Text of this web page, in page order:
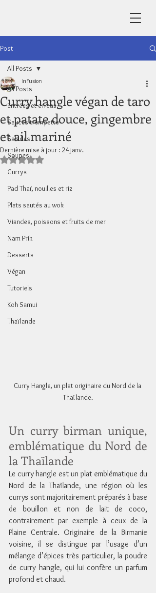
Post
All Posts
Entrées et en-cas
Sauces trempette
Salades
Soupes
Currys
Pad Thaï, nouilles et riz
Plats sautés au wok
Viandes, poissons et fruits de mer
Nam Prik
Desserts
Végan
Tutoriels
Koh Samui
Thaïlande
All Posts
Curry hangle végan de taro
et patate douce, gingembre
et ail mariné
InFusion
Dernière mise à jour : 24 janv.
Noté NaN étoiles sur 5.
Curry Hangle, un plat originaire du Nord de la
Thaïlande.
Un curry birman unique,
emblématique du Nord de
la Thaïlande
Le curry hangle est un plat emblématique du
Nord de la Thaïlande, une région où les
currys sont majoritairement préparés à base
de bouillon et non de lait de coco,
contrairement par exemple à ceux de la
Plaine Centrale. Originaire de la Birmanie
voisine, il se distingue par l’usage d’un
mélange d’épices très particulier, la poudre
de curry hangle, qui lui confère un parfum
profond et chaud.